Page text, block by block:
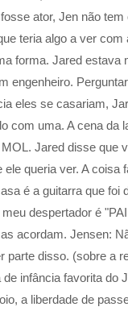
ator, Jen não tem
teria algo a ver com
forma. Jared estava
engenheiro.
eles se casariam,
com uma. A cena da
Jared disse que
ele queria ver. A coisa
é a guitarra que foi
despertador é
acordam. Jensen:
parte disso. (sobre a
infância favorita do
a liberdade de